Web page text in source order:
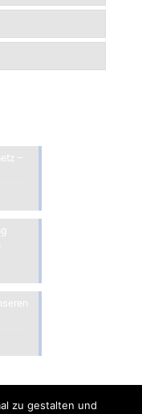
–
zu gestalten und